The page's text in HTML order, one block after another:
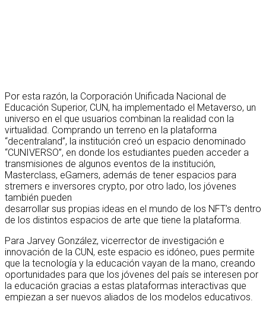
Por esta razón, la Corporación Unificada Nacional de
Educación Superior, CUN, ha implementado el Metaverso, un
universo en el que usuarios combinan la realidad con la
virtualidad. Comprando un terreno en la plataforma
“decentraland”, la institución creó un espacio denominado
“CUNIVERSO”, en donde los estudiantes pueden acceder a
transmisiones de algunos eventos de la institución,
Masterclass, eGamers, además de tener espacios para
stremers e inversores crypto, por otro lado, los jóvenes
también pueden
desarrollar sus propias ideas en el mundo de los NFT’s dentro
de los distintos espacios de arte que tiene la plataforma.
Para Jarvey González, vicerrector de investigación e
innovación de la CUN, este espacio es idóneo, pues permite
que la tecnología y la educación vayan de la mano, creando
oportunidades para que los jóvenes del país se interesen por
la educación gracias a estas plataformas interactivas que
empiezan a ser nuevos aliados de los modelos educativos.